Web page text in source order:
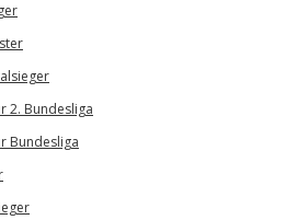
2. Bundesliga
Bundesliga